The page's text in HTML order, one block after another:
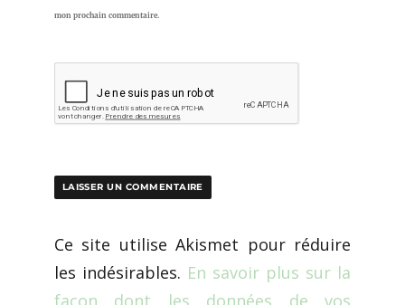
mon prochain commentaire.
Ce site utilise Akismet pour réduire
les indésirables. En savoir plus sur la
façon dont les données de vos